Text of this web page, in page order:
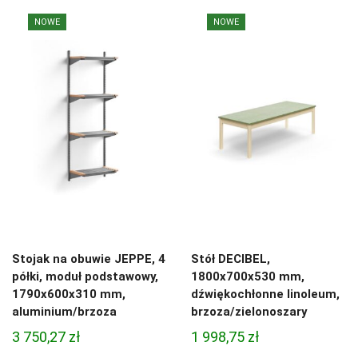
NOWE
Stojak na obuwie JEPPE, 4
półki, moduł podstawowy,
1790x600x310 mm,
aluminium/brzoza
3 750,27 zł
NOWE
Stół DECIBEL,
1800x700x530 mm,
dźwiękochłonne linoleum,
brzoza/zielonoszary
1 998,75 zł